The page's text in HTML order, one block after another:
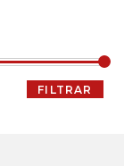
FILTRAR